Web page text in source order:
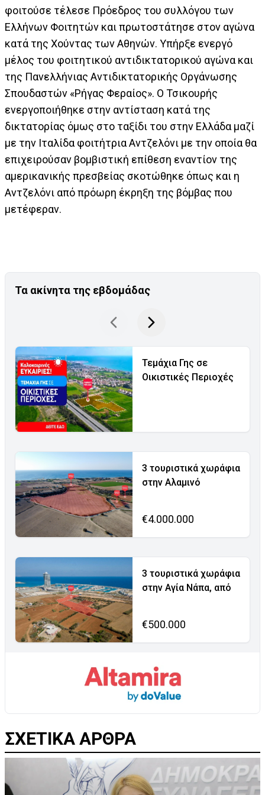
φοιτούσε τέλεσε Πρόεδρος του συλλόγου των
Ελλήνων Φοιτητών και πρωτοστάτησε στον αγώνα
κατά της Χούντας των Αθηνών. Υπήρξε ενεργό
μέλος του φοιτητικού αντιδικτατορικού αγώνα και
της Πανελλήνιας Αντιδικτατορικής Οργάνωσης
Σπουδαστών «Ρήγας Φεραίος». Ο Τσικουρής
ενεργοποιήθηκε στην αντίσταση κατά της
δικτατορίας όμως στο ταξίδι του στην Ελλάδα μαζί
με την Ιταλίδα φοιτήτρια Αντζελόνι με την οποία θα
επιχειρούσαν βομβιστική επίθεση εναντίον της
αμερικανικής πρεσβείας σκοτώθηκε όπως και η
Αντζελόνι από πρόωρη έκρηξη της βόμβας που
μετέφεραν.
Τα ακίνητα της εβδομάδας
Τεμάχια Γης σε
Οικιστικές Περιοχές
3 τουριστικά χωράφια
στην Αλαμινό
€4.000.000
3 τουριστικά χωράφια
στην Αγία Νάπα, από
€500.000
ΣΧΕΤΙΚΑ ΑΡΘΡΑ